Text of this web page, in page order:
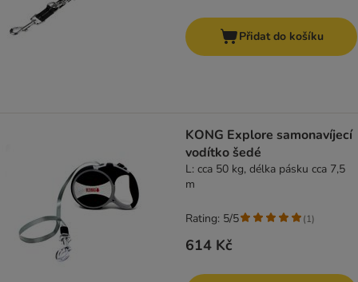
Přidat do košíku
KONG Explore samonavíjecí
vodítko šedé
L: cca 50 kg, délka pásku cca 7,5
m
614 Kč
Rating: 5/5 (1)